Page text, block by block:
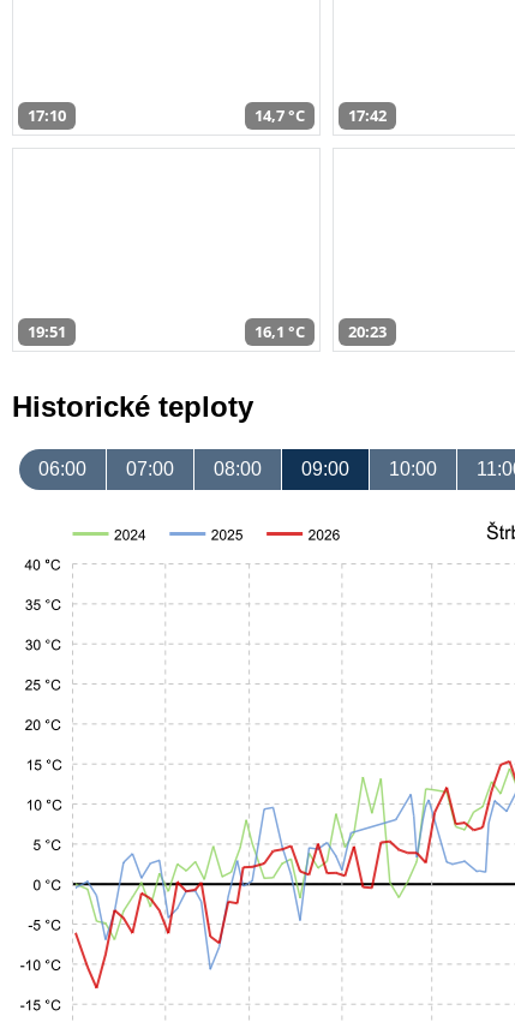
17:10 14,7 °C 17:42
19:51 16,1 °C 20:23
Historické teploty
06:00 07:00 08:00 09:00 10:00